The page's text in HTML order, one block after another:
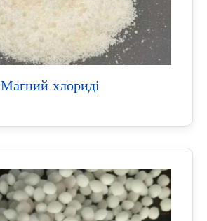
Магний хлориді